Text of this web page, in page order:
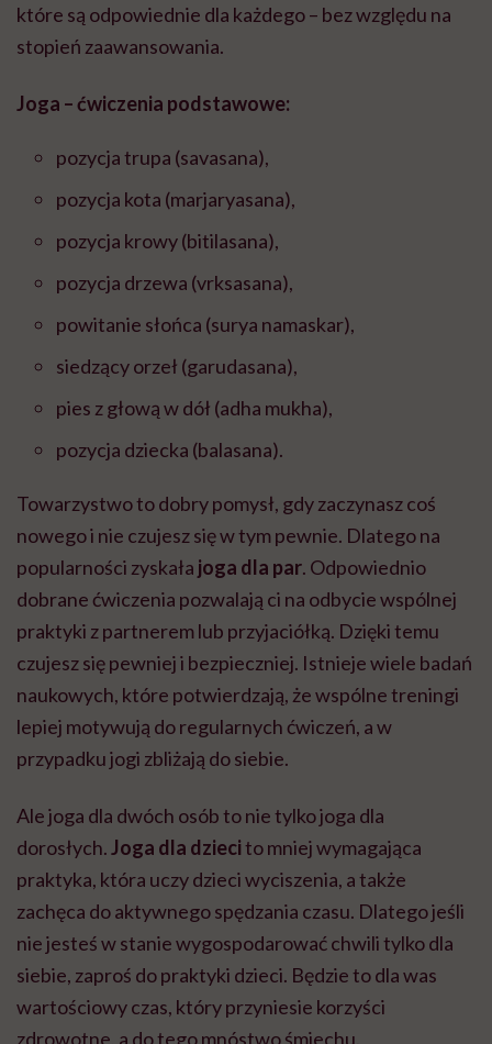
które są odpowiednie dla każdego – bez względu na
stopień zaawansowania.
Joga – ćwiczenia podstawowe:
pozycja trupa (savasana),
pozycja kota (marjaryasana),
pozycja krowy (bitilasana),
pozycja drzewa (vrksasana),
powitanie słońca (surya namaskar),
siedzący orzeł (garudasana),
pies z głową w dół (adha mukha),
pozycja dziecka (balasana).
Towarzystwo to dobry pomysł, gdy zaczynasz coś
nowego i nie czujesz się w tym pewnie. Dlatego na
popularności zyskała joga dla par. Odpowiednio
dobrane ćwiczenia pozwalają ci na odbycie wspólnej
praktyki z partnerem lub przyjaciółką. Dzięki temu
czujesz się pewniej i bezpieczniej. Istnieje wiele badań
naukowych, które potwierdzają, że wspólne treningi
lepiej motywują do regularnych ćwiczeń, a w
przypadku jogi zbliżają do siebie.
Ale joga dla dwóch osób to nie tylko joga dla
dorosłych.Joga dla dziecito mniej wymagająca
praktyka, która uczy dzieci wyciszenia, a także
zachęca do aktywnego spędzania czasu. Dlatego jeśli
nie jesteś w stanie wygospodarować chwili tylko dla
siebie, zaproś do praktyki dzieci. Będzie to dla was
wartościowy czas, który przyniesie korzyści
zdrowotne, a do tego mnóstwo śmiechu.